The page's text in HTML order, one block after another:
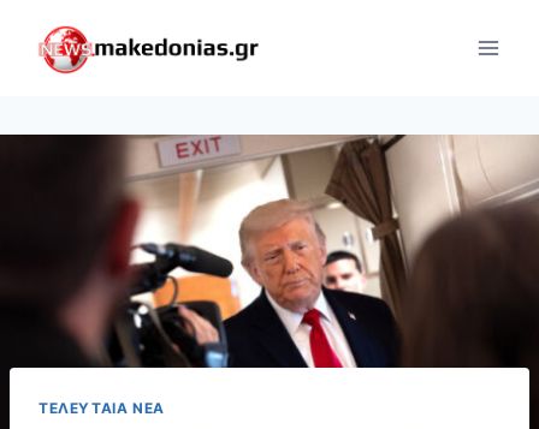
content
ΤΕΛΕΥΤΑΊΑ ΝΈΑ